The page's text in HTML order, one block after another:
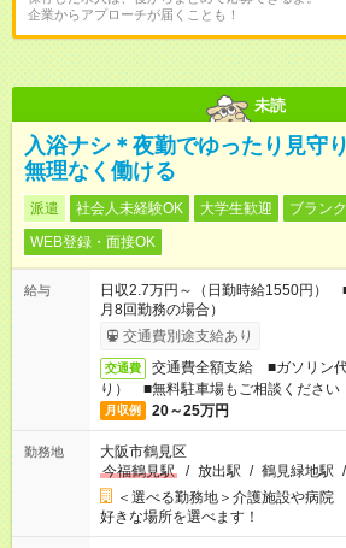
企業からアプローチが届くことも！
未読
入浴ナシ＊夜勤でゆったり見守
無理なく働ける
派遣 社会人未経験OK 大学生歓迎
ブラン
WEB登録・面接OK
給与
日収2.7万円～（日勤時給1550円）
月8回勤務の場合）
交通費別途支給あり
交通費
交通費全額支給 ■ガソリン
り） ■無料駐車場もご相談ください
月収例 20～25万円
勤務地
大阪市鶴見区
今福鶴見駅
/ 放出駅 / 鶴見緑地駅 /
＜選べる勤務地＞介護施設や病
好きな場所を選べます！